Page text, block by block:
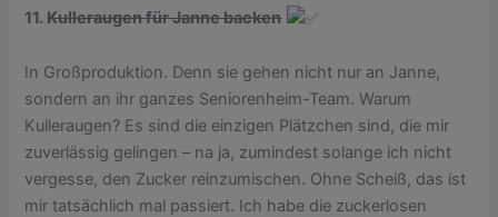
11.Kulleraugen für Janne backen
In Großproduktion. Denn sie gehen nicht nur an Janne,
sondern an ihr ganzes Seniorenheim-Team. Warum
Kulleraugen? Es sind die einzigen Plätzchen sind, die mir
zuverlässig gelingen – na ja, zumindest solange ich nicht
vergesse, den Zucker reinzumischen. Ohne Scheiß, das ist
mir tatsächlich mal passiert. Ich habe die zuckerlosen